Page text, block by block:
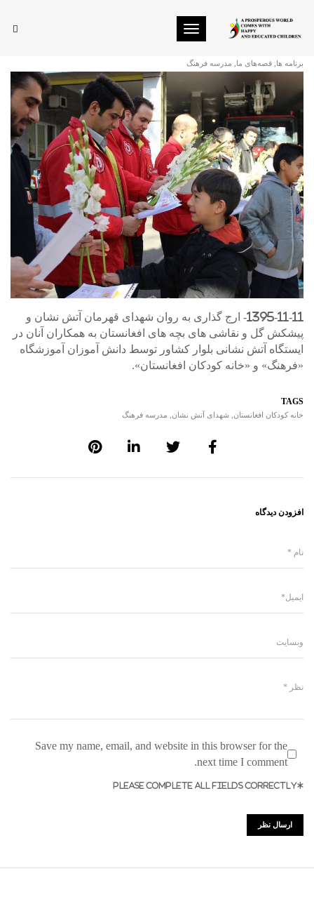
Toggle navigation
ارج گذاری به روان شهدای قهرمان آتش نشان
برنامه ها قصه‌های ما مدرسه فرهنگ
1395-11-11- ارج گذاری به روان شهدای قهرمان آتش نشان و
پیشکش گل و نقاشی های بچه های افغانستان به همکاران آنان در
ایستگاه آتش نشانی بلوار کشاور توسط دانش آموزان آموزشگاه
«فرهنگ» و «خانه کودکان افغانستان».
TAGS
خانه کودکان افغانستان شهدای آتش نشان مدرسه فرهنگ
افزودن دیدگاه
Save my name, email, and website in this browser for the
next time I comment.
*PLEASE COMPLETE ALL FIELDS CORRECTLY